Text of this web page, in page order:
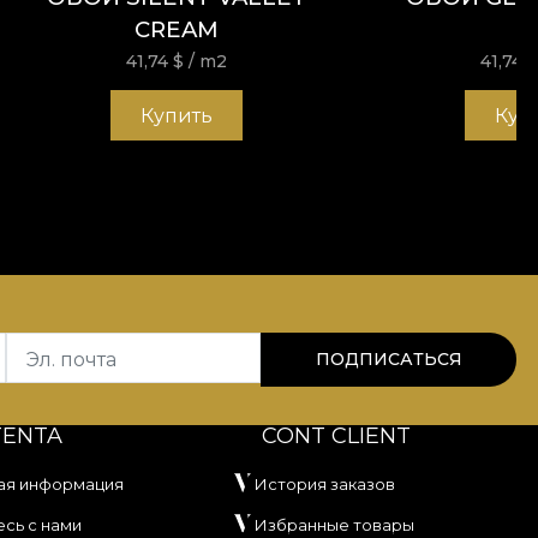
CREAM
41,74 $ / m2
Купить
41,74
Эл. почта ПОДПИСАТЬСЯ
информация
с нами
CONT CLIENT
История заказов
Избранные товары